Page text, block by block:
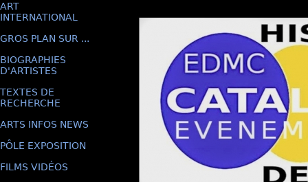
ART
INTERNATIONAL
GROS PLAN SUR ...
BIOGRAPHIES
D'ARTISTES
TEXTES DE
RECHERCHE
ARTS INFOS NEWS
PÔLE EXPOSITION
FILMS VIDÉOS